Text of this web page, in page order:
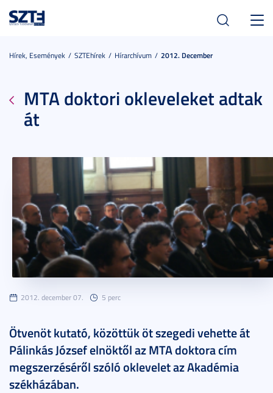
Hírek, Események SZTEhírek Hírarchívum 2012. December
MTA doktori okleveleket adtak
át
2012. december 07. 5 perc
Ötvenöt kutató, közöttük öt szegedi vehette át
Pálinkás József elnöktől az MTA doktora cím
megszerzéséről szóló oklevelet az Akadémia
székházában.